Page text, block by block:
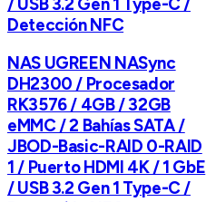
Detección NFC
NAS UGREEN NASync
DH2300 / Procesador
RK3576 / 4GB / 32GB
eMMC / 2 Bahías SATA /
JBOD-Basic-RAID 0-RAID
1 / Puerto HDMI 4K / 1 GbE
/ USB 3.2 Gen 1 Type-C /